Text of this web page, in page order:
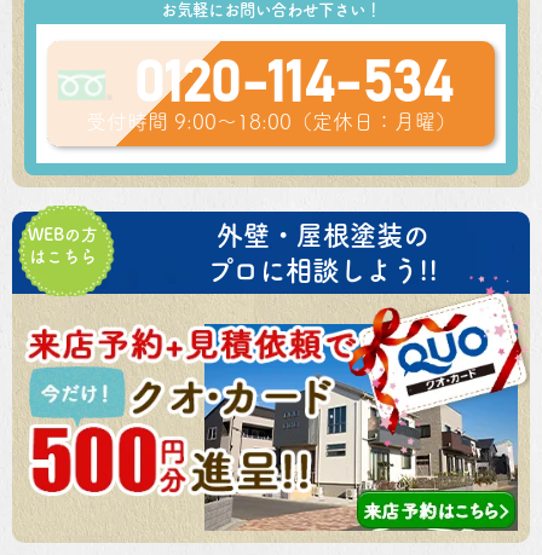
お気軽にお問い合わせ下さい！
0120-114-534
受付時間 9:00～18:00（定休日：月曜）
WEBの方
はこちら
外壁・屋根塗装の
プロに相談しよう!!